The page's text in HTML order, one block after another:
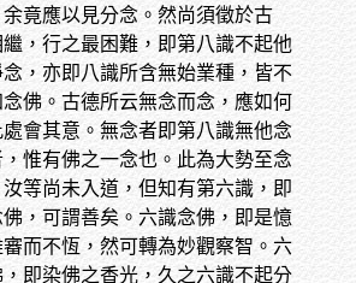
竟應以見分念。然尚須徵於古
，行之最困難，即第八識不起他
，亦即八識所含無始業種，皆不
佛。古德所云無念而念，應如何
會其意。無念者即第八識無他念
惟有佛之一念也。此為大勢至念
等尚未入道，但知有第六識，即
，可謂善矣。六識念佛，即是憶
而不恆，然可轉為妙觀察智。六
即染佛之香光，久之六識不起分